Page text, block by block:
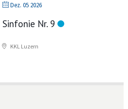
Dez. 05 2026
Sinfonie Nr. 9
KKL Luzern